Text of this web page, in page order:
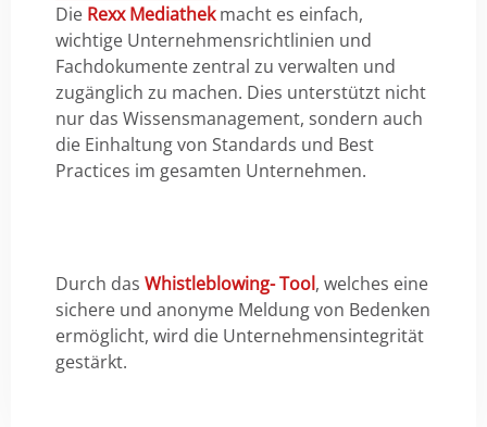
Die Rexx Mediathekmacht es einfach,
wichtige Unternehmensrichtlinien und
Fachdokumente zentral zu verwalten und
zugänglich zu machen. Dies unterstützt nicht
nur das Wissensmanagement, sondern auch
die Einhaltung von Standards und Best
Practices im gesamten Unternehmen.
Durch dasWhistleblowing- Tool, welches eine
sichere und anonyme Meldung von Bedenken
ermöglicht, wird die Unternehmensintegrität
gestärkt.